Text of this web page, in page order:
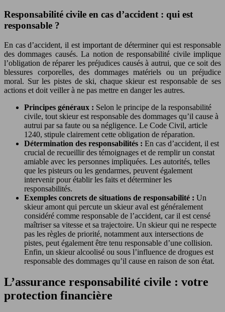
Responsabilité civile en cas d’accident : qui est
responsable ?
En cas d’accident, il est important de déterminer qui est responsable
des dommages causés. La notion de responsabilité civile implique
l’obligation de réparer les préjudices causés à autrui, que ce soit des
blessures corporelles, des dommages matériels ou un préjudice
moral. Sur les pistes de ski, chaque skieur est responsable de ses
actions et doit veiller à ne pas mettre en danger les autres.
Principes généraux : Selon le principe de la responsabilité
civile, tout skieur est responsable des dommages qu’il cause à
autrui par sa faute ou sa négligence. Le Code Civil, article
1240, stipule clairement cette obligation de réparation.
Détermination des responsabilités : En cas d’accident, il est
crucial de recueillir des témoignages et de remplir un constat
amiable avec les personnes impliquées. Les autorités, telles
que les pisteurs ou les gendarmes, peuvent également
intervenir pour établir les faits et déterminer les
responsabilités.
Exemples concrets de situations de responsabilité : Un
skieur amont qui percute un skieur aval est généralement
considéré comme responsable de l’accident, car il est censé
maîtriser sa vitesse et sa trajectoire. Un skieur qui ne respecte
pas les règles de priorité, notamment aux intersections de
pistes, peut également être tenu responsable d’une collision.
Enfin, un skieur alcoolisé ou sous l’influence de drogues est
responsable des dommages qu’il cause en raison de son état.
L’assurance responsabilité civile : votre
protection financière